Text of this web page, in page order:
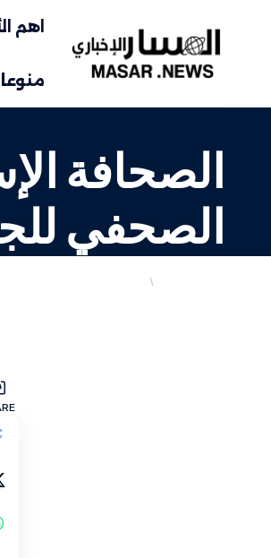
اهم
الصحافة
الصحفي
تقارير ودراساتإسرائيليات